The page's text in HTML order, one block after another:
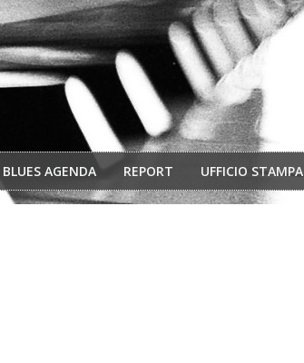
BLUES AGENDA REPORT UFFICIO STAMPA